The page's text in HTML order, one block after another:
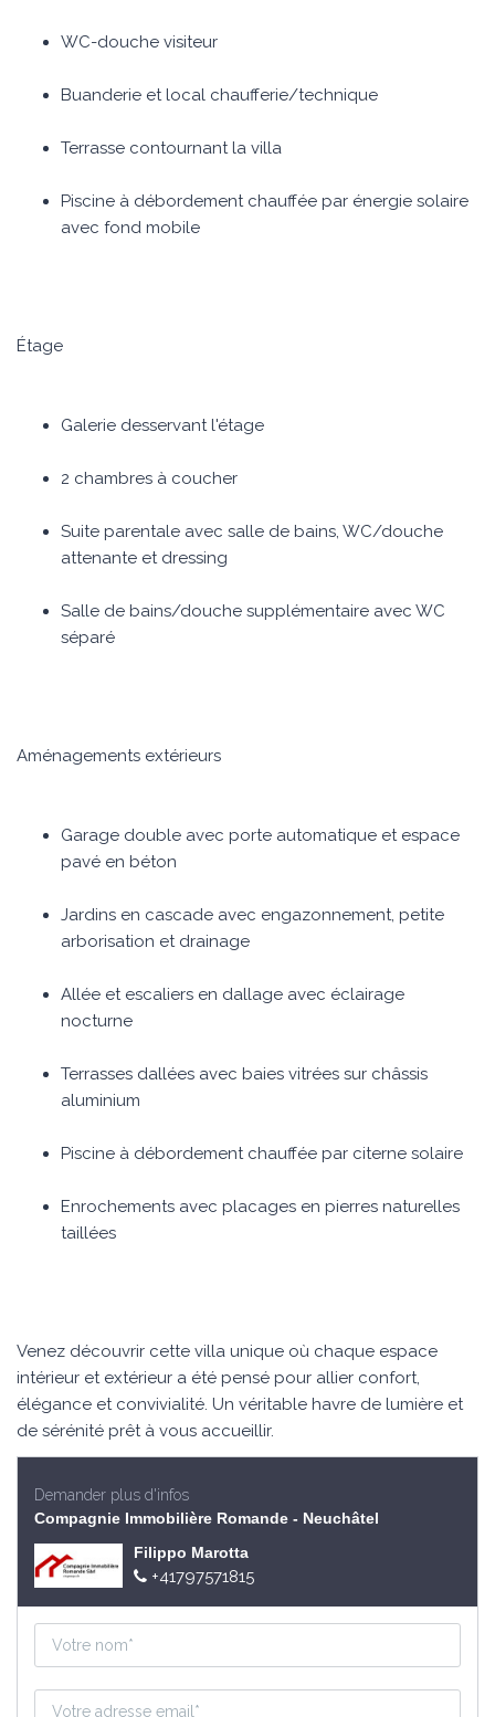
WC-douche visiteur
Buanderie et local chaufferie/technique
Terrasse contournant la villa
Piscine à débordement chauffée par énergie solaire
avec fond mobile
Étage
Galerie desservant l'étage
2 chambres à coucher
Suite parentale avec salle de bains, WC/douche
attenante et dressing
Salle de bains/douche supplémentaire avec WC
séparé
Aménagements extérieurs
Garage double avec porte automatique et espace
pavé en béton
Jardins en cascade avec engazonnement, petite
arborisation et drainage
Allée et escaliers en dallage avec éclairage
nocturne
Terrasses dallées avec baies vitrées sur châssis
aluminium
Piscine à débordement chauffée par citerne solaire
Enrochements avec placages en pierres naturelles
taillées
Venez découvrir cette villa unique où chaque espace
intérieur et extérieur a été pensé pour allier confort,
élégance et convivialité. Un véritable havre de lumière et
de sérénité prêt à vous accueillir.
Demander plus d'infos
Compagnie Immobilière Romande - Neuchâtel
Filippo Marotta
+41797571815